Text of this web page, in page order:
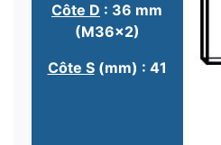
Côte D : 36 mm
(M36x2)
Côte S(mm) : 41